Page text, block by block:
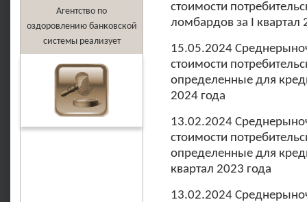
Агентство по
оздоровлению банковской
системы реализует
стоимости
ломбардов за I квартал
15.05.2024
стоимости
определенные для
2024 года
13.02.2024
стоимости
определенные для
квартал 2023 года
13.02.2024